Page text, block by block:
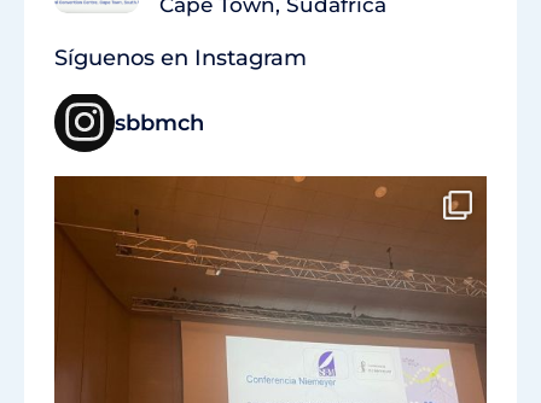
Cape Town, Sudáfrica
Síguenos en Instagram
sbbmch